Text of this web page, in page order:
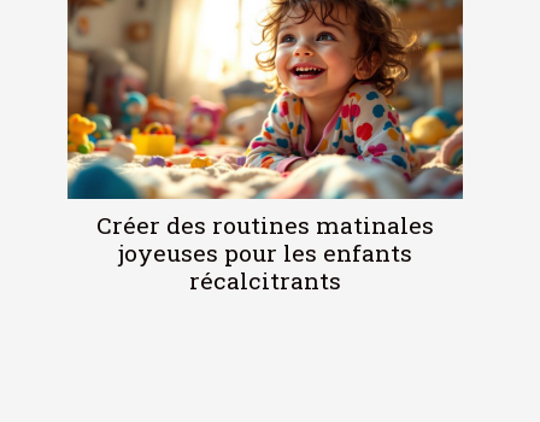
Créer des routines matinales
joyeuses pour les enfants
récalcitrants